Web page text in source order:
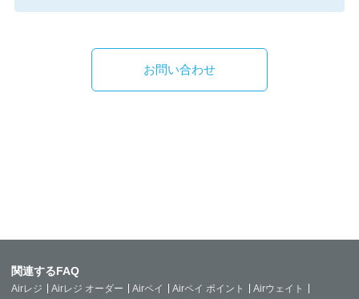
お問い合わせ
関連するFAQ
Airレジ Airレジ オーダー Airペイ Airペイ ポイント
Airウェイト